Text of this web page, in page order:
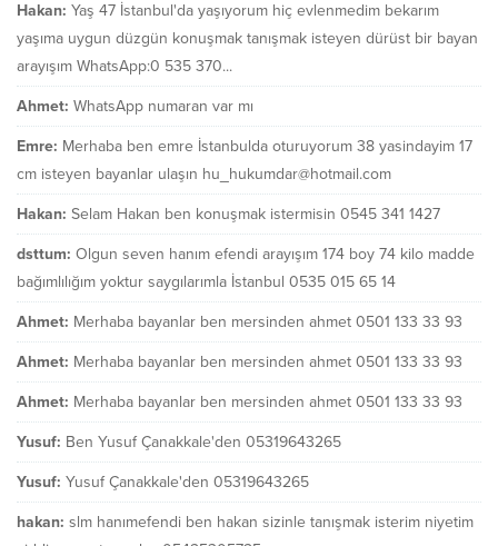
Hakan: Yaş 47 İstanbul'da yaşıyorum hiç evlenmedim bekarım
yaşıma uygun düzgün konuşmak tanışmak isteyen dürüst bir bayan
arayışım WhatsApp:0 535 370...
Ahmet: WhatsApp numaran var mı
Emre: Merhaba ben emre İstanbulda oturuyorum 38 yasindayim 17
cm isteyen bayanlar ulaşın hu_hukumdar@hotmail.com
Hakan: Selam Hakan ben konuşmak istermisin 0545 341 1427
dsttum: Olgun seven hanım efendi arayışım 174 boy 74 kilo madde
bağımlılığım yoktur saygılarımla İstanbul 0535 015 65 14
Ahmet: Merhaba bayanlar ben mersinden ahmet 0501 133 33 93
Ahmet: Merhaba bayanlar ben mersinden ahmet 0501 133 33 93
Ahmet: Merhaba bayanlar ben mersinden ahmet 0501 133 33 93
Yusuf: Ben Yusuf Çanakkale'den 05319643265
Yusuf: Yusuf Çanakkale'den 05319643265
hakan: slm hanımefendi ben hakan sizinle tanışmak isterim niyetim